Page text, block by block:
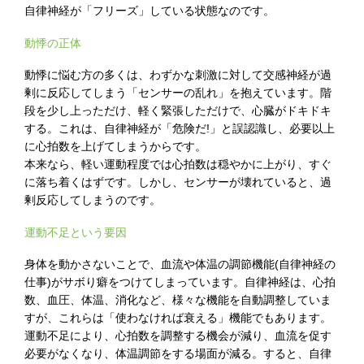
自律神経が「フリーズ」している状態なのです。
動悸の正体
動悸に悩む方の多くは、わずかな刺激に対して交感神経が過
剰に反応してしまう「センサーの乱れ」を抱えています。階
段を少し上っただけ、軽く緊張しただけで、心臓がドキドキ
する。これは、自律神経が「危険だ!」と誤認識し、必要以上
に心拍数を上げてしまうからです。
本来なら、軽い運動程度では心拍数は穏やかに上がり、すぐ
に落ち着くはずです。しかし、センサーが壊れていると、過
剰反応してしまうのです。
運動不足という要因
身体を動かさないことで、血流や体温の調節機能(自律神経の
仕事)がサボり癖をつけてしまっています。自律神経は、心拍
数、血圧、体温、消化など、様々な機能を自動調整していま
すが、これらは「使わなければ衰える」機能でもあります。
運動不足により、心拍数を調整する機会が減り、血流を促す
必要がなくなり、体温調節をする場面が減る。すると、自律